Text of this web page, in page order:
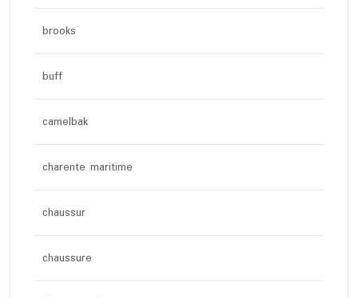
brooks
buff
camelbak
charente maritime
chaussur
chaussure